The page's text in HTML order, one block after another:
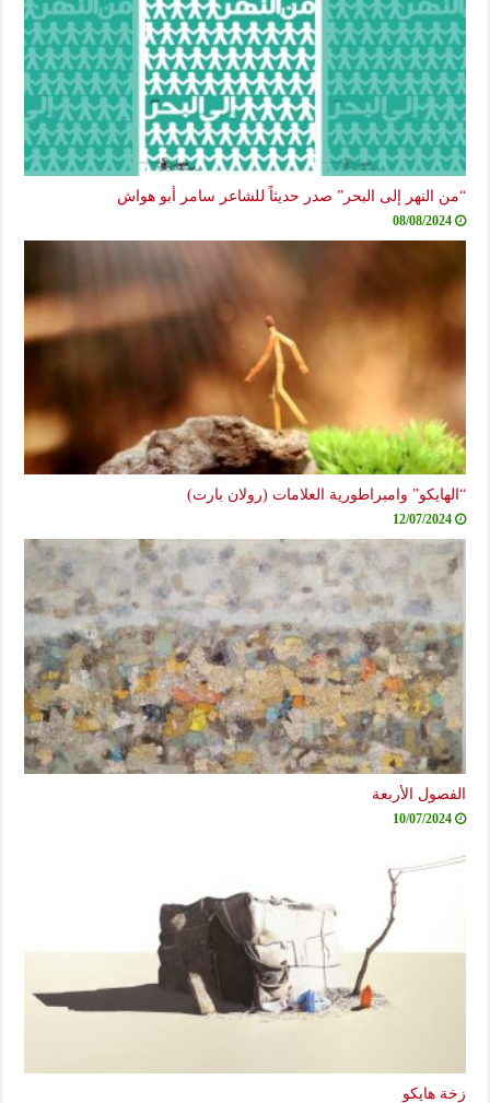
“من النهر إلى البحر” صدر حديثاً للشاعر سامر أبو هواش
08/08/2024
“الهايكو” وامبراطورية العلامات (رولان بارت)
12/07/2024
الفصول الأربعة
10/07/2024
زخة هايكو